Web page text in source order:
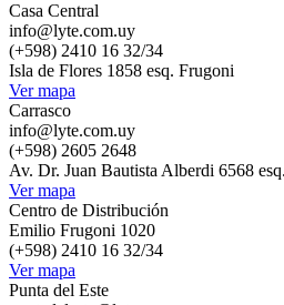
Casa Central
info@lyte.com.uy
(+598) 2410 16 32/34
Isla de Flores 1858 esq. Frugoni
Ver mapa
Carrasco
info@lyte.com.uy
(+598) 2605 2648
Av. Dr. Juan Bautista Alberdi 6568
Ver mapa
Centro de Distribución
Emilio Frugoni 1020
(+598) 2410 16 32/34
Ver mapa
Punta del Este